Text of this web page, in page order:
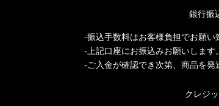
銀行振
-振込手数料はお客様負担でお願い
-上記口座にお振込みお願いします。
-ご入金が確認でき次第、商品を発
クレジ